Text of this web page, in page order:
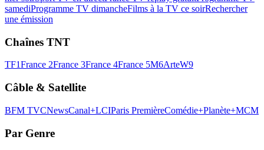
samediProgramme TV dimancheFilms à la TV ce soirRechercher
une émission
Chaînes TNT
TF1France 2France 3France 4France 5M6ArteW9
Câble & Satellite
BFM TVCNewsCanal+LCIParis PremièreComédie+Planète+MCM
Par Genre